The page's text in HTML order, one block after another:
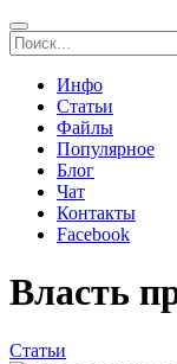
Инфо
Статьи
Файлы
Популярное
Блог
Чат
Контакты
Facebook
Власть
Статьи